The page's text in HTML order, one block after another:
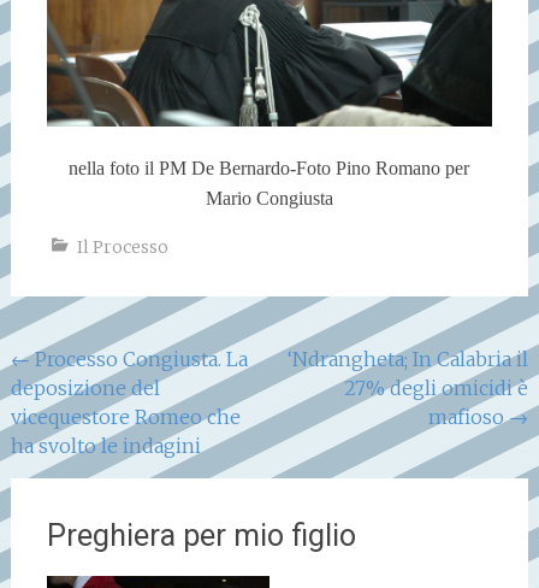
nella foto il PM De Bernardo-Foto Pino Romano per
Mario Congiusta
Il Processo
Navigazione
articoli
←Processo Congiusta. La
deposizione del
vicequestore Romeo che
ha svolto le indagini
‘Ndrangheta; In Calabria il
27% degli omicidi è
mafioso→
Preghiera per mio figlio